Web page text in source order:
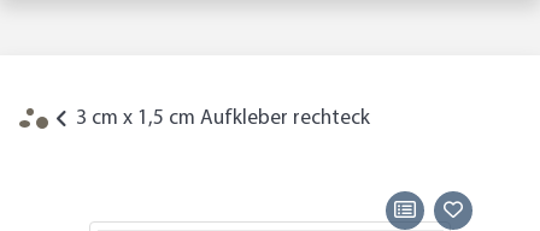
3 cm x 1,5 cm Aufkleber rechteck